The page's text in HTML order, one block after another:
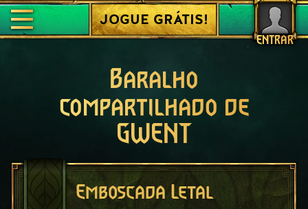
ENTRAR
JOGUE GRÁTIS!
Baralho
compartilhado de
GWENT
Emboscada Letal